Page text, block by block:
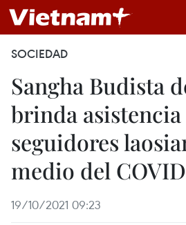
SOCIEDAD
Sangha Budista
brinda asistencia
seguidores
medio del
19/10/2021 09:23